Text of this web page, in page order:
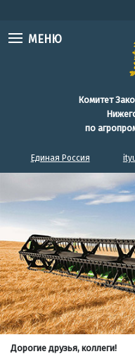
МЕНЮ
Комитет
по
Единая Россия
Дорогие друзья, коллеги!